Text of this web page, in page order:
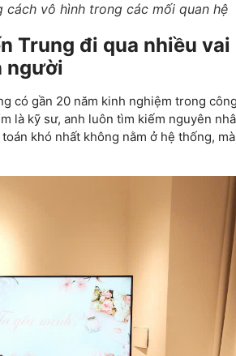
cách vô hình trong các mối quan hệ
Trung đi qua nhiều vai
người
có gần 20 năm kinh nghiệm trong công
là kỹ sư, anh luôn tìm kiếm nguyên
khó nhất không nằm ở hệ thống, mà